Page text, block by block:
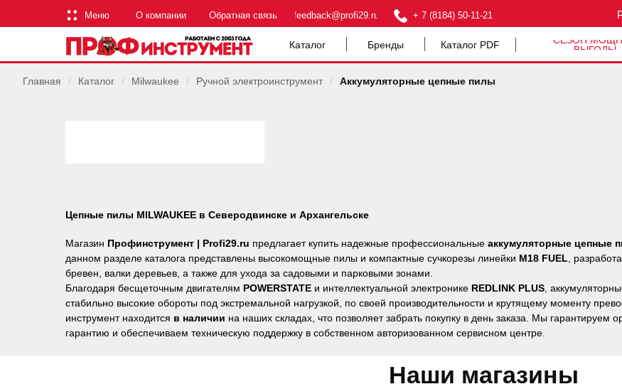
Меню + 7 (8184) 50-11-21
Обратная связь feedback@profi29.ru
О компании
Каталог Бренды Каталог PDF
СЕЗОН
ВЫГОДЫ
Главная / Каталог / Milwaukee / Ручной электроинструмент / Аккумуляторные цепные пилы
Цепные пилы MILWAUKEE в Северодвинске и Архангельске
Магазин Профинструмент | Profi29.ru предлагает купить надежные профессиональные аккумуляторные цепные
данном разделе каталога представлены высокомощные пилы и компактные сучкорезы линейки M18 FUEL ,
бревен, валки деревьев, а также для ухода за садовыми и парковыми зонами.
Благодаря бесщеточным двигателям POWERSTATE и интеллектуальной электронике REDLINK PLUS ,
стабильно высокие обороты под экстремальной нагрузкой, по своей производительности и крутящему моменту
инструмент находится в наличии на наших складах, что позволяет забрать покупку в день заказа. Мы гарантируем
гарантию и обеспечиваем техническую поддержку в собственном авторизованном сервисном центре.
Наши магазины